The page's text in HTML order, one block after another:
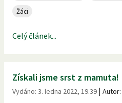
Žáci
Celý článek...
Získali jsme srst z mamuta!
Vydáno: 3. ledna 2022, 19.39 | Autor: